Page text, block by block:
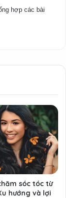
hợp các bài
sóc tóc từ
hướng và lợi